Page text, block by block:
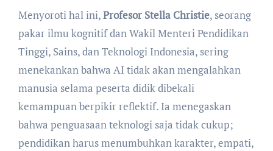
Menyoroti hal ini,Profesor Stella Christie, seorang
pakar ilmu kognitif dan Wakil Menteri Pendidikan
Tinggi, Sains, dan Teknologi Indonesia, sering
menekankan bahwa AI tidak akan mengalahkan
manusia selama peserta didik dibekali
kemampuan berpikir reflektif. Ia menegaskan
bahwa penguasaan teknologi saja tidak cukup;
pendidikan harus menumbuhkan karakter, empati,